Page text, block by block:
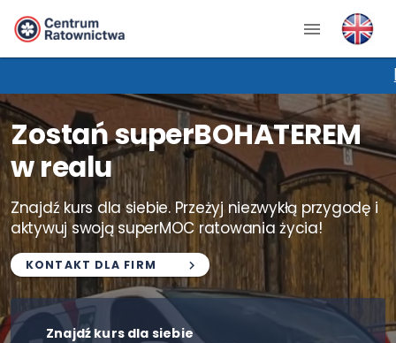
Zostań superBOHATEREM
w realu
Znajdź kurs dla siebie. Przeżyj niezwykłą przygodę i
aktywuj swoją superMOC ratowania życia!
KONTAKT DLA FIRM
Znajdź kurs dla siebie